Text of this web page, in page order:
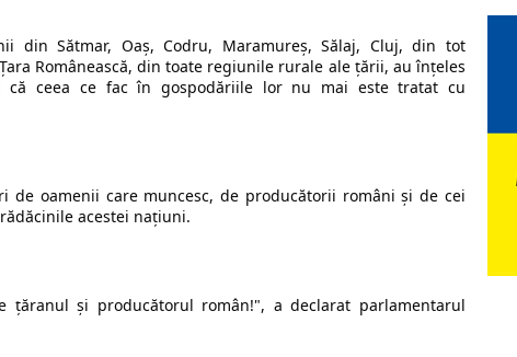
din Sătmar, Oaș, Codru, Maramureș, Sălaj, Cluj, din tot
Românească, din toate regiunile rurale ale țării, au înțeles
că ceea ce fac în gospodăriile lor nu mai este tratat cu
de oamenii care muncesc, de producătorii români și de cei
acestei națiuni.
țăranul și producătorul român!", a declarat parlamentarul